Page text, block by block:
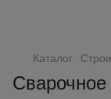
Каталог